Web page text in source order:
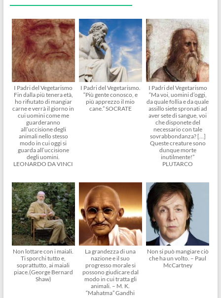
I Padri del Vegetarismo
Fin dalla più tenera età,
ho rifiutato di mangiar
carne e verrà il giorno in
cui uomini come me
guarderanno
all’uccisione degli
animali nello stesso
modo in cui oggi si
guarda all’uccisione
degli uomini.
LEONARDO DA VINCI
I Padri del Vegetarismo.
“Più gente conosco, e
più apprezzo il mio
cane.” SOCRATE
I Padri del Vegetarismo
“Ma voi, uomini d’oggi,
da quale follia e da quale
assillo siete spronati ad
aver sete di sangue, voi
che disponete del
necessario con tale
sovrabbondanza? […]
Queste creature sono
dunque morte
inutilmente!”
PLUTARCO
Non lottare con i maiali.
Ti sporchi tutto e,
soprattutto, ai maiali
piace.(George Bernard
Shaw)
La grandezza di una
nazione e il suo
progresso morale si
possono giudicare dal
modo in cui tratta gli
animali. – M. K.
“Mahatma” Gandhi
Non si può mangiare ciò
che ha un volto. – Paul
McCartney